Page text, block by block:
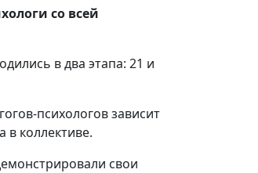
со всей
в два этапа: 21 и
психологов зависит
в коллективе.
свои